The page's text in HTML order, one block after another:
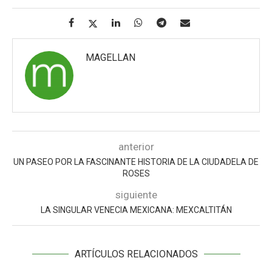
MAGELLAN
anterior
UN PASEO POR LA FASCINANTE HISTORIA DE LA CIUDADELA DE
ROSES
siguiente
LA SINGULAR VENECIA MEXICANA: MEXCALTITÁN
ARTÍCULOS RELACIONADOS